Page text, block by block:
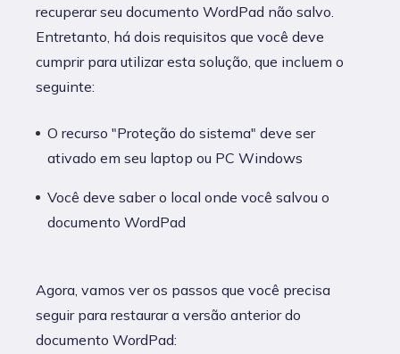
recuperar seu documento WordPad não salvo.
Entretanto, há dois requisitos que você deve
cumprir para utilizar esta solução, que incluem o
seguinte:
O recurso "Proteção do sistema" deve ser
ativado em seu laptop ou PC Windows
Você deve saber o local onde você salvou o
documento WordPad
Agora, vamos ver os passos que você precisa
seguir para restaurar a versão anterior do
documento WordPad: